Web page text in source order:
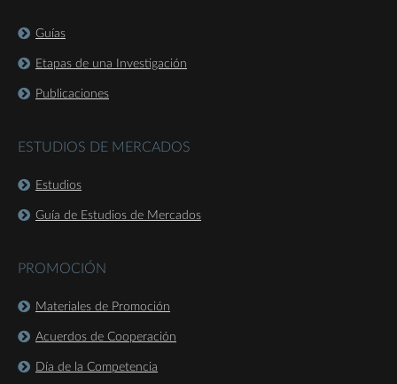
Guías
Etapas de una Investigación
Publicaciones
ESTUDIOS DE MERCADOS
Estudios
Guía de Estudios de Mercados
PROMOCIÓN
Materiales de Promoción
Acuerdos de Cooperación
Día de la Competencia